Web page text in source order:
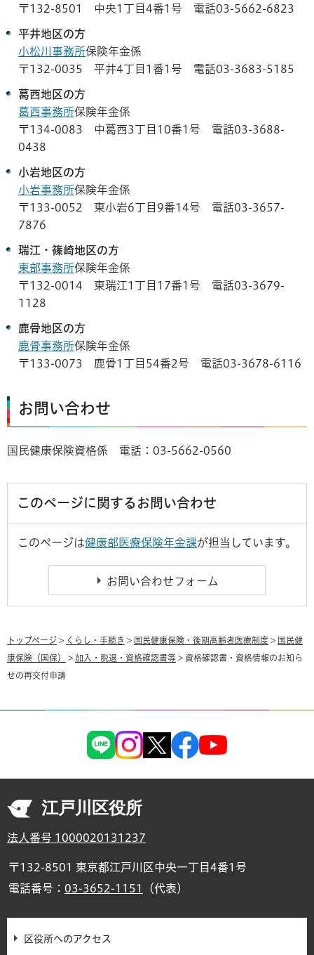
〒132-8501 中央1丁目4番1号 電話03-5662-6823
平井地区の方
小松川事務所保険年金係
〒132-0035 平井4丁目1番1号 電話03-3683-5185
葛西地区の方
葛西事務所保険年金係
〒134-0083 中葛西3丁目10番1号 電話03-3688-
0438
小岩地区の方
小岩事務所保険年金係
〒133-0052 東小岩6丁目9番14号 電話03-3657-
7876
瑞江・篠崎地区の方
東部事務所保険年金係
〒132-0014 東瑞江1丁目17番1号 電話03-3679-
1128
鹿骨地区の方
鹿骨事務所保険年金係
〒133-0073 鹿骨1丁目54番2号 電話03-3678-6116
お問い合わせ
国民健康保険資格係 電話：03-5662-0560
このページに関するお問い合わせ
このページは健康部医療保険年金課が担当しています。
トップページ > くらし・手続き > 国民健康保険・後期高齢者医療制度 > 国民健
康保険（国保） > 加入・脱退・資格確認書等 > 資格確認書・資格情報のお知ら
せの再交付申請
江戸川区役所
法人番号 1000020131237
〒132-8501 東京都江戸川区中央一丁目4番1号
電話番号： 03-3652-1151 （代表）
区役所へのアクセス